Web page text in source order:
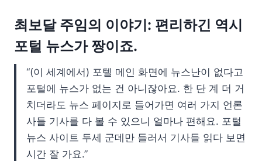
최보달 주임의 이야기: 편리하긴 역시
포털 뉴스가 짱이죠.
“(이 세계에서) 포텔 메인 화면에 뉴스난이 없다고
포털에 뉴스가 없는 건 아니잖아요. 한 단 계 더 거
치더라도 뉴스 페이지로 들어가면 여러 가지 언론
사들 기사를 다 볼 수 있으니 얼마나 편해요. 포털
뉴스 사이트 두세 군데만 들러서 기사들 읽다 보면
시간 잘 가요.”